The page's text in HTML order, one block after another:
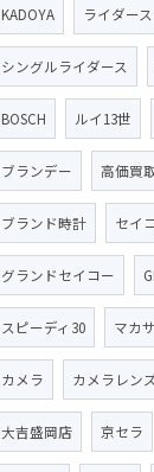
KADOYA ライダー
シングルライダース
BOSCH ルイ13世
ブランデー 高価買
ブランド時計 セイ
グランドセイコー
スピーディ30 マカ
カメラ カメラレン
大吉盛岡店 京セラ